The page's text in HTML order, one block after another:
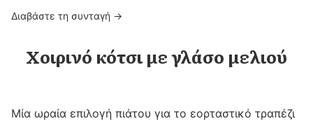
Διαβάστε τη συνταγή →
Χοιρινό κότσι με γλάσο μελιού
Μία ωραία επιλογή πιάτου για το εορταστικό τραπέζι